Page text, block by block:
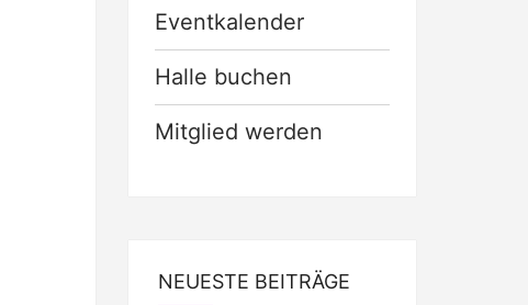
Eventkalender
Halle buchen
Mitglied werden
NEUESTE BEITRÄGE